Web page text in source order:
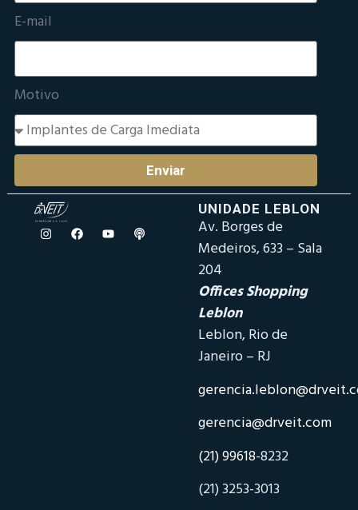
E-mail
Motivo
Enviar
UNIDADE LEBLON
Av. Borges de
Medeiros, 633 – Sala
204
Offices Shopping
Leblon
Leblon, Rio de
Janeiro – RJ
gerencia@drveit.com
(21) 99618-8232
(21) 3253-3013